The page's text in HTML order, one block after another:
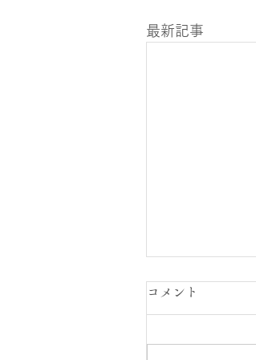
最新記事
コメント